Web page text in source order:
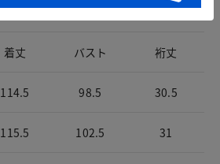
サイズガイドはこちら
着丈 バスト 裄丈
114.5 98.5 30.5
115.5 102.5 31